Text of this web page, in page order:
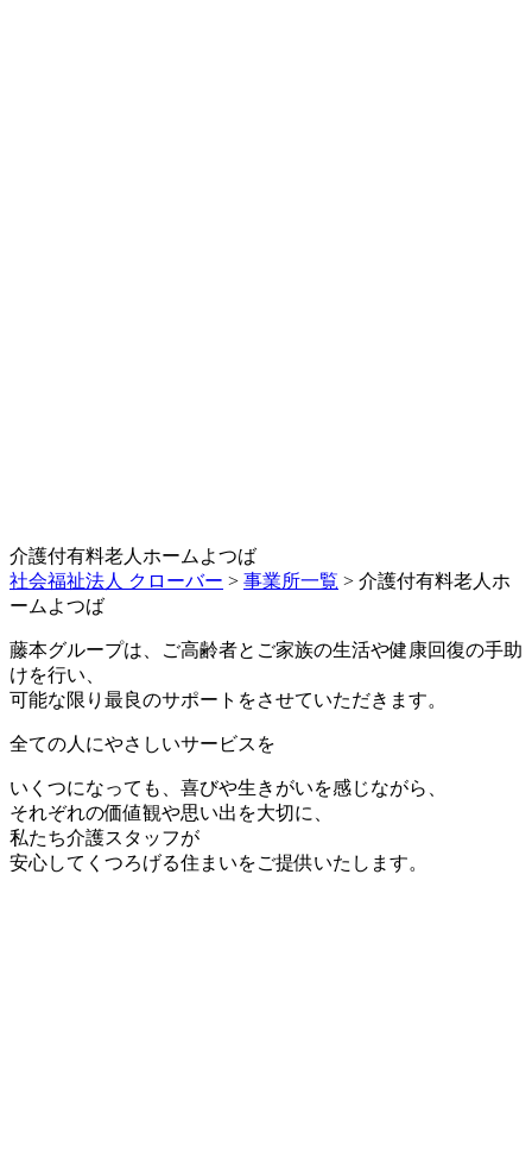
介護付有料老人ホームよつば
社会福祉法人 クローバー > 事業所一覧 > 介護付有料老人ホ
ームよつば
藤本グループは、ご高齢者とご家族の生活や健康回復の手助
けを行い、
可能な限り最良のサポートをさせていただきます。
全ての人にやさしいサービスを
いくつになっても、喜びや生きがいを感じながら、
それぞれの価値観や思い出を大切に、
私たち介護スタッフが
安心してくつろげる住まいをご提供いたします。